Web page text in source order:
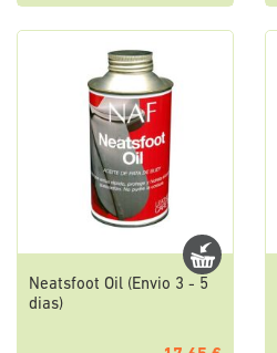
Neatsfoot Oil (Envio 3 - 5
dias)